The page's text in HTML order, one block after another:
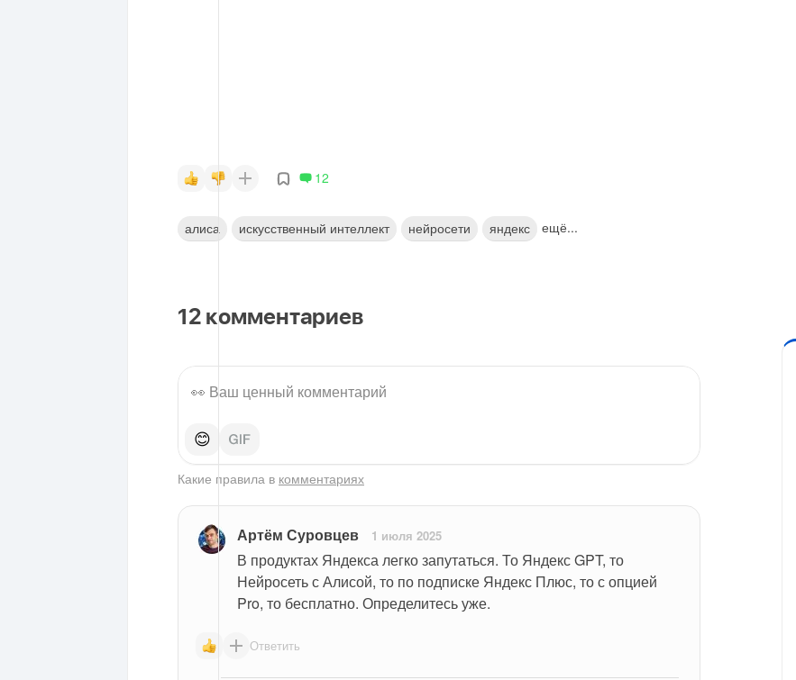
12
алиса искусственный интеллект нейросети яндекс ещё...
12 комментариев
😊
Какие правила в комментариях
Артём Суровцев 1 июля 2025
В продуктах Яндекса легко запутаться. То Яндекс GPT, то
Нейросеть с Алисой, то по подписке Яндекс Плюс, то с опцией
Pro, то бесплатно. Определитесь уже.
Ответить